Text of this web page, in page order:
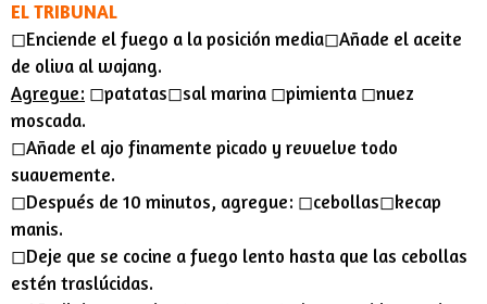
EL TRIBUNAL
◻︎Enciende el fuego a la posición media◻︎Añade el aceite
de oliva al wajang.
Agregue: ◻︎patatas◻︎sal marina ◻︎pimienta ◻︎nuez
moscada.
◻︎Añade el ajo finamente picado y revuelve todo
suavemente.
◻︎Después de 10 minutos, agregue: ◻︎cebollas◻︎kecap
manis.
◻︎Deje que se cocine a fuego lento hasta que las cebollas
estén traslúcidas.